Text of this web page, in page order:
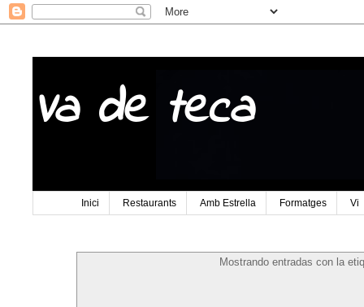
Va de teca
Inici Restaurants Amb Estrella Formatges Vi
Mostrando entradas con la